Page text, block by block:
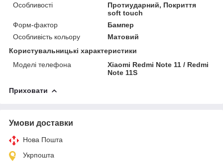
Особливості
Протиударний, Покриття
soft touch
Форм-фактор
Бампер
Особливість кольору
Матовий
Користувальницькі характеристики
Моделі телефона
Xiaomi Redmi Note 11 / Redmi
Note 11S
Приховати
Умови доставки
Нова Пошта
Укрпошта